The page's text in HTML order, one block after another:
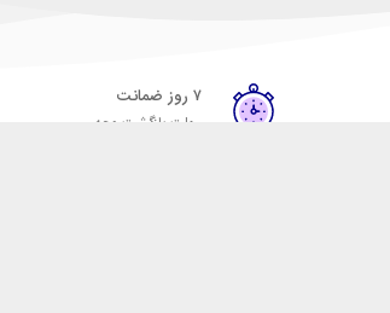
۷ روز ضمانت
مهلت بازگشت وجه